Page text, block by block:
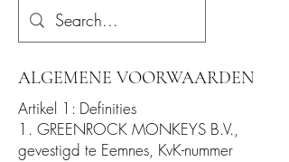
ALGEMENE VOORWAARDEN
Artikel 1: Definities
1. GREENROCK MONKEYS B.V.,
gevestigd te Eemnes, KvK-nummer